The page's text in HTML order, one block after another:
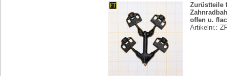
Zurüstteile
offen u.
Artikelnr.: